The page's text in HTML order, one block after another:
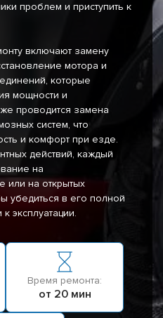
проблем и приступить к
включают замену
мотора и
которые
мощности и
проводится замена
систем, что
и комфорт при езде.
действий, каждый
на
или на открытых
убедиться в его полной
эксплуатации.
Время ремонта:
от 20 мин